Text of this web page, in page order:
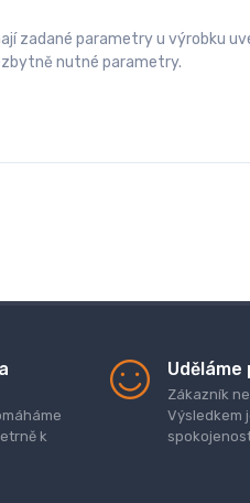
zadané parametry u výrobku
nutné parametry.
k
Uděláme
Zákazník
Výsledkem